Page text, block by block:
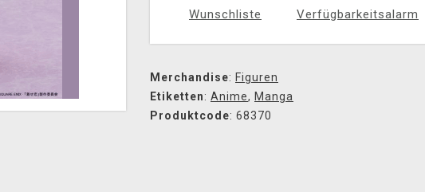
Wunschliste Verfügbarkeitsalarm
Merchandise: Figuren
Etiketten: Anime, Manga
Produktcode: 68370